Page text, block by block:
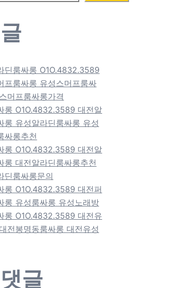
딘룸싸롱 O1O.4832.3589
프룸싸롱 유성스머프룸싸
머프룸싸롱가격
롱 O1O.4832.3589 대전알
롱 유성알라딘룸싸롱 유성
싸롱추천
롱 O1O.4832.3589 대전알
롱 대전알라딘룸싸롱추천
딘룸싸롱문의
롱 O1O.4832.3589 대전퍼
롱 유성룸싸롱 유성노래방
롱 O1O.4832.3589 대전유
전봉명동룸싸롱 대전유성
글